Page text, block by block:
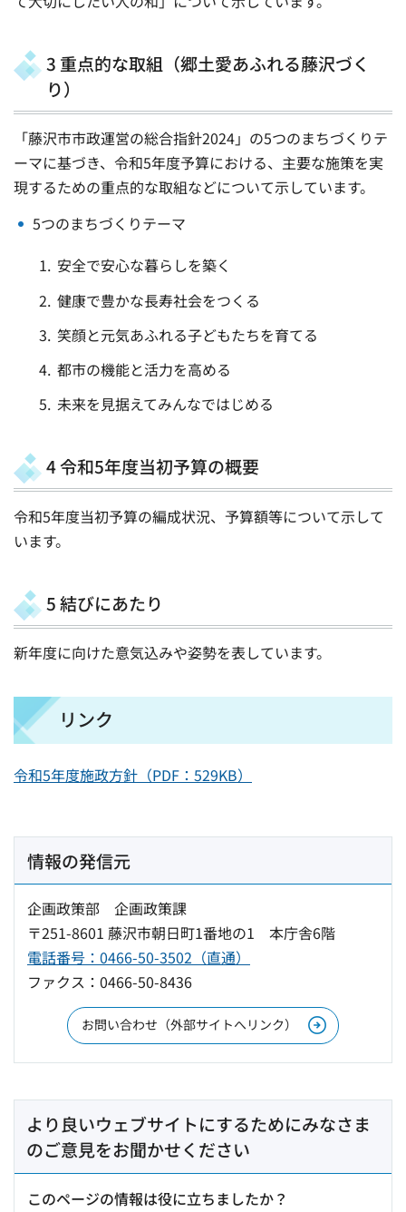
3 重点的な取組（郷土愛あふれる藤沢づく
り）
「藤沢市市政運営の総合指針2024」の5つのまちづくりテ
ーマに基づき、令和5年度予算における、主要な施策を実
現するための重点的な取組などについて示しています。
5つのまちづくりテーマ
安全で安心な暮らしを築く
健康で豊かな長寿社会をつくる
笑顔と元気あふれる子どもたちを育てる
都市の機能と活力を高める
未来を見据えてみんなではじめる
4 令和5年度当初予算の概要
令和5年度当初予算の編成状況、予算額等について示して
います。
5 結びにあたり
新年度に向けた意気込みや姿勢を表しています。
リンク
令和5年度施政方針（PDF：529KB）
情報の発信元
企画政策部 企画政策課
〒251-8601 藤沢市朝日町1番地の1 本庁舎6階
電話番号：0466-50-3502（直通）
ファクス：0466-50-8436
お問い合わせ（外部サイトへリンク）
より良いウェブサイトにするためにみなさま
のご意見をお聞かせください
このページの情報は役に立ちましたか？